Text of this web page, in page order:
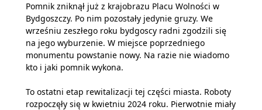
Pomnik zniknął już z krajobrazu Placu Wolności w
Bydgoszczy. Po nim pozostały jedynie gruzy. We
wrześniu zeszłego roku bydgoscy radni zgodzili się
na jego wyburzenie. W miejsce poprzedniego
monumentu powstanie nowy. Na razie nie wiadomo
kto i jaki pomnik wykona.
To ostatni etap rewitalizacji tej części miasta. Roboty
rozpoczęły się w kwietniu 2024 roku. Pierwotnie miały